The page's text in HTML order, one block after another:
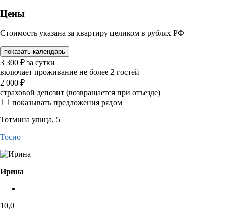
Цены
Стоимость указана за квартиру целиком в рублях РФ
показать календарь
3 300 ₽ за сутки
включает проживание не более 2 гостей
2 000 ₽
страховой депозит (возвращается при отъезде)
показывать предложения рядом
Тотмина улица, 5
Тосно
Ирина
10,0